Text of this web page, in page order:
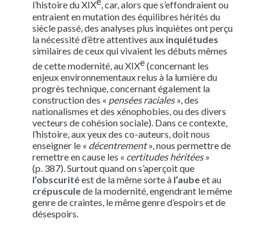
l’histoire du XIX , car, alors que s’effondraient ou
entraient en mutation des équilibres hérités du
siècle passé, des analyses plus inquiètes ont perçu
la nécessité d’être attentives aux inquiétudes
similaires de ceux qui vivaient les débuts mêmes
de cette modernité, au XIXe(concernant les
enjeux environnementaux relus à la lumière du
progrès technique, concernant également la
construction des « pensées raciales», des
nationalismes et des xénophobies, ou des divers
vecteurs de cohésion sociale). Dans ce contexte,
l’histoire, aux yeux des co-auteurs, doit nous
enseigner le « décentrement», nous permettre de
remettre en cause les « certitudes héritées»
(p. 387). Surtout quand on s’aperçoit que
l’obscuritéest de la même sorte à l’aubeet au
crépusculede la modernité, engendrant le même
genre de craintes, le même genre d’espoirs et de
désespoirs.